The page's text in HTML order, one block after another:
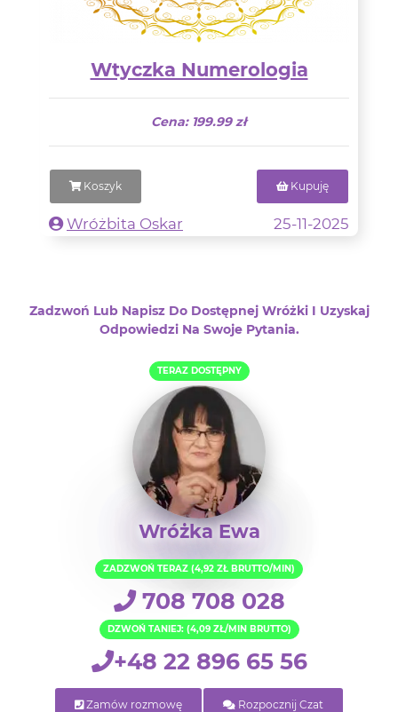
Wtyczka Numerologia
Cena: 199.99 zł
Koszyk Kupuję
Wróżbita Oskar 25-11-2025
Zadzwoń Lub Napisz Do Dostępnej Wróżki I Uzyskaj
Odpowiedzi Na Swoje Pytania.
TERAZ DOSTĘPNY
Wróżka Ewa
ZADZWOŃ TERAZ (4,92 ZŁ BRUTTO/MIN)
708 708 028
DZWOŃ TANIEJ: (4,09 ZŁ/MIN BRUTTO)
+48 22 896 65 56
Zamów rozmowę Rozpocznij Czat